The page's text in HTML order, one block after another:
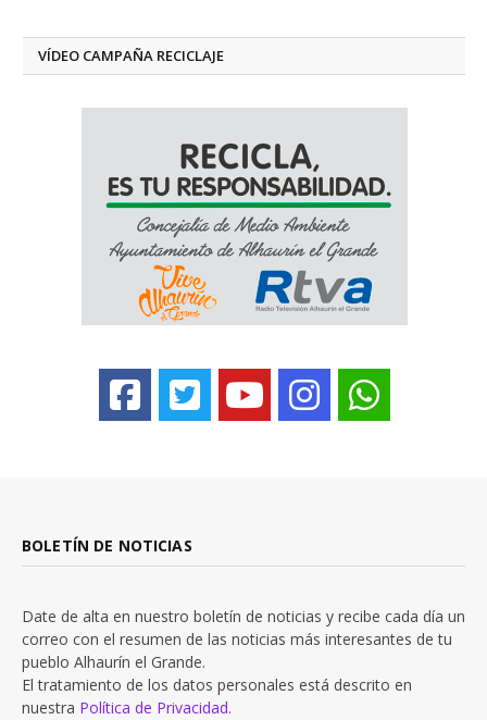
VÍDEO CAMPAÑA RECICLAJE
BOLETÍN DE NOTICIAS
Date de alta en nuestro boletín de noticias y recibe cada día un
correo con el resumen de las noticias más interesantes de tu
pueblo Alhaurín el Grande.
El tratamiento de los datos personales está descrito en
nuestra Política de Privacidad.